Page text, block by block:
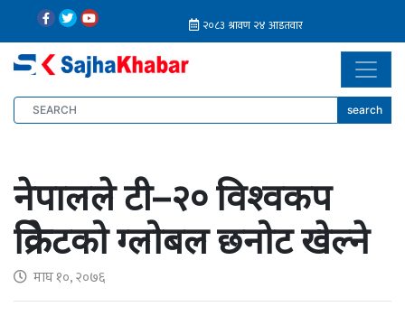
search
नेपालले टी–२० विश्वकप
क्रिकेटको ग्लोबल छनोट खेल्ने
माघ १०, २०७६